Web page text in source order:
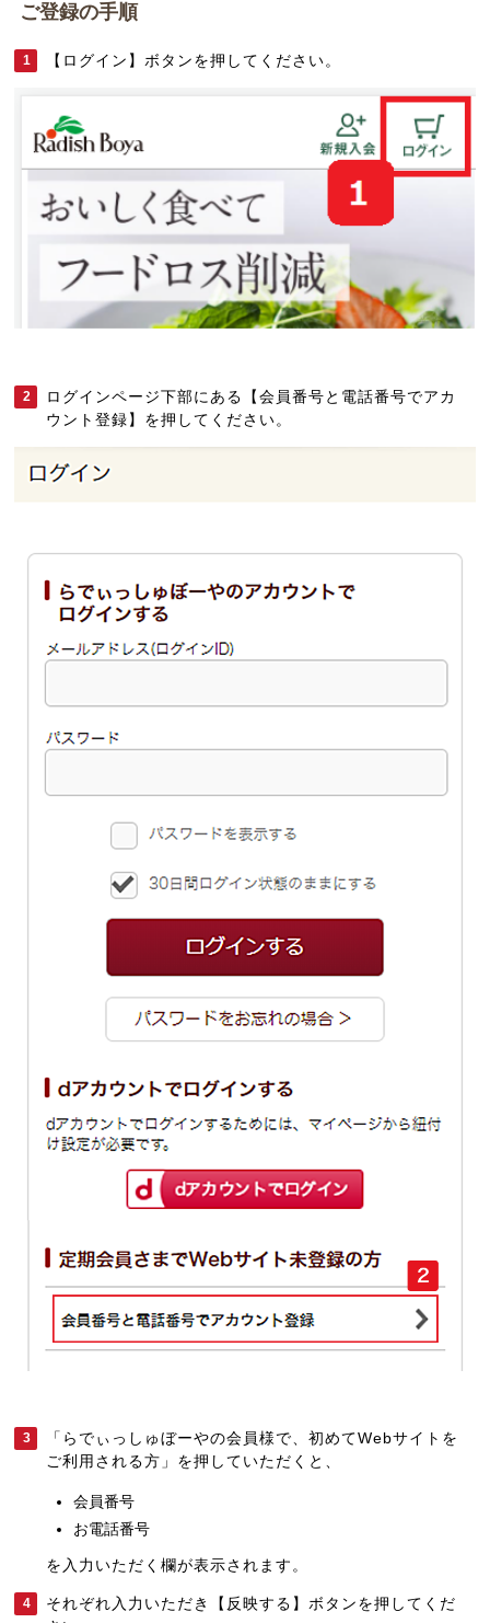
ご登録の手順
1 【ログイン】ボタンを押してください。
2
ログインページ下部にある【会員番号と電話番号でアカ
ウント登録】を押してください。
3
「らでぃっしゅぼーやの会員様で、初めてWebサイトを
ご利用される方」を押していただくと、
会員番号
お電話番号
を入力いただく欄が表示されます。
4
それぞれ入力いただき【反映する】ボタンを押してくだ